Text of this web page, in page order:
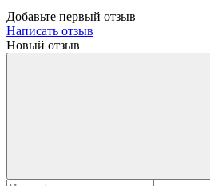
Добавьте первый отзыв
Написать отзыв
Новый отзыв